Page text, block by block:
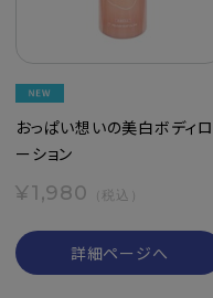
おっぱい想いの美白ボディロ
ーション
¥1,980 （税込）
詳細ページへ